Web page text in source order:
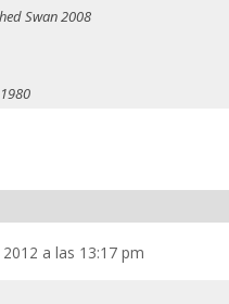
Swan 2008
a las 13:17 pm